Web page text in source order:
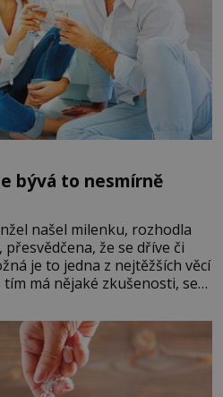
bývá to nesmírně
našel milenku, rozhodla
že se dříve či
je to jedna z nejtěžších věcí
tím má nějaké zkušenosti, se
si manžel pořídil milenku,